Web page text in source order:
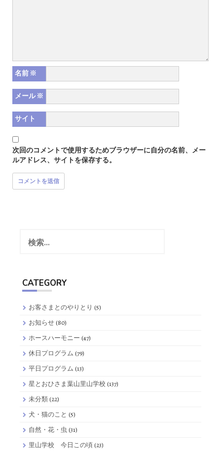
名前 ※
メール※
サイト
次回のコメントで使用するためブラウザーに自分の名前、メー
ルアドレス、サイトを保存する。
CATEGORY
お客さまとのやりとり (5)
お知らせ (80)
ホースハーモニー (47)
休日プログラム (79)
平日プログラム (13)
星とおひさま葉山里山学校 (137)
未分類 (22)
犬・猫のこと (5)
自然・花・虫 (31)
里山学校 今日この頃 (23)